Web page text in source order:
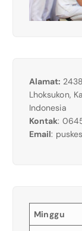
Alamat:
Lhoksukon,
Indonesia
Kontak:
Email:
Minggu